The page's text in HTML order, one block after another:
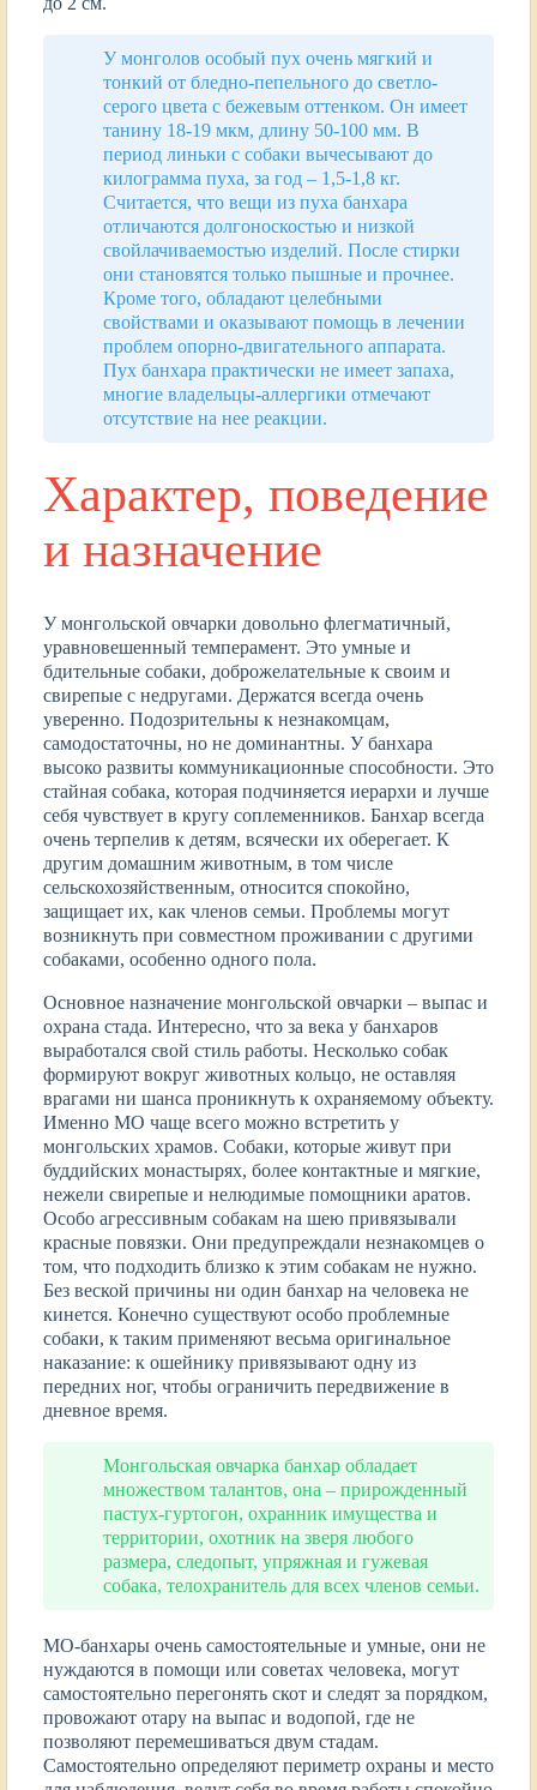
У монголов особый пух очень мягкий и
тонкий от бледно-пепельного до светло-
серого цвета с бежевым оттенком. Он имеет
танину 18-19 мкм, длину 50-100 мм. В
период линьки с собаки вычесывают до
килограмма пуха, за год – 1,5-1,8 кг.
Считается, что вещи из пуха банхара
отличаются долгоноскостью и низкой
свойлачиваемостью изделий. После стирки
они становятся только пышные и прочнее.
Кроме того, обладают целебными
свойствами и оказывают помощь в лечении
проблем опорно-двигательного аппарата.
Пух банхара практически не имеет запаха,
многие владельцы-аллергики отмечают
отсутствие на нее реакции.
Характер, поведение
и назначение
У монгольской овчарки довольно флегматичный,
уравновешенный темперамент. Это умные и
бдительные собаки, доброжелательные к своим и
свирепые с недругами. Держатся всегда очень
уверенно. Подозрительны к незнакомцам,
самодостаточны, но не доминантны. У банхара
высоко развиты коммуникационные способности. Это
стайная собака, которая подчиняется иерархи и лучше
себя чувствует в кругу соплеменников. Банхар всегда
очень терпелив к детям, всячески их оберегает. К
другим домашним животным, в том числе
сельскохозяйственным, относится спокойно,
защищает их, как членов семьи. Проблемы могут
возникнуть при совместном проживании с другими
собаками, особенно одного пола.
Основное назначение монгольской овчарки – выпас и
охрана стада. Интересно, что за века у банхаров
выработался свой стиль работы. Несколько собак
формируют вокруг животных кольцо, не оставляя
врагами ни шанса проникнуть к охраняемому объекту.
Именно МО чаще всего можно встретить у
монгольских храмов. Собаки, которые живут при
буддийских монастырях, более контактные и мягкие,
нежели свирепые и нелюдимые помощники аратов.
Особо агрессивным собакам на шею привязывали
красные повязки. Они предупреждали незнакомцев о
том, что подходить близко к этим собакам не нужно.
Без веской причины ни один банхар на человека не
кинется. Конечно существуют особо проблемные
собаки, к таким применяют весьма оригинальное
наказание: к ошейнику привязывают одну из
передних ног, чтобы ограничить передвижение в
дневное время.
Монгольская овчарка банхар обладает
множеством талантов, она – прирожденный
пастух-гуртогон, охранник имущества и
территории, охотник на зверя любого
размера, следопыт, упряжная и гужевая
собака, телохранитель для всех членов семьи.
МО-банхары очень самостоятельные и умные, они не
нуждаются в помощи или советах человека, могут
самостоятельно перегонять скот и следят за порядком,
провожают отару на выпас и водопой, где не
позволяют перемешиваться двум стадам.
Самостоятельно определяют периметр охраны и место